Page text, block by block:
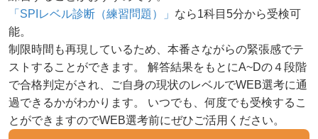
「SPIレベル診断（練習問題）」 なら1科目5分から受検可
能。
制限時間も再現しているため、本番さながらの緊張感でテ
ストすることができます。 解答結果をもとにA~Dの４段階
で合格判定がされ、ご自身の現状のレベルでWEB選考に通
過できるかがわかります。 いつでも、何度でも受検するこ
とができますのでWEB選考前にぜひご活用ください。